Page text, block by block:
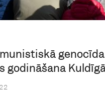
godināšana